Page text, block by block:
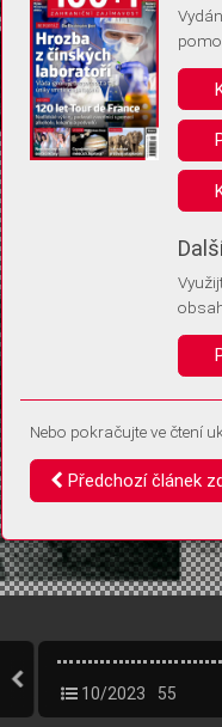
Pro základní fungování
(tzv. cookies apod.). Rádi
uložením volitelných
Anonymní unikátní ID
Díky němu příště poznáme,
Identifikátor je zcela
Vaše souhlasy a odmítnutí
vás už příště znovu neptali.
10/2023 55
Nebo pokračujte ve čtení
Předchozí článek